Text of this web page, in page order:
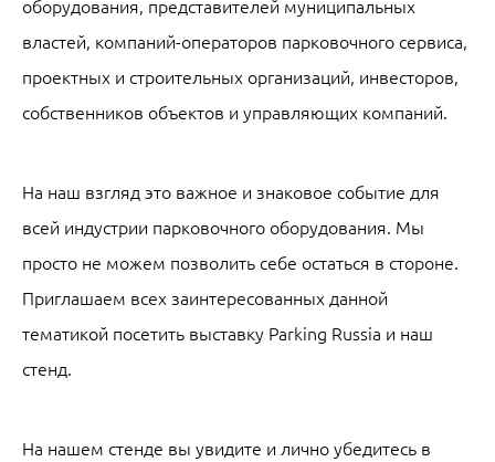
оборудования, представителей муниципальных
властей, компаний-операторов парковочного сервиса,
проектных и строительных организаций, инвесторов,
собственников объектов и управляющих компаний.
На наш взгляд это важное и знаковое событие для
всей индустрии парковочного оборудования. Мы
просто не можем позволить себе остаться в стороне.
Приглашаем всех заинтересованных данной
тематикой посетить выставку Parking Russia и наш
стенд.
На нашем стенде вы увидите и лично убедитесь в